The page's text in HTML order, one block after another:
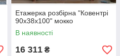
Етажерка розбірна "Ковентрі
90х38х100" мокко
В наявності
16 311 ₴